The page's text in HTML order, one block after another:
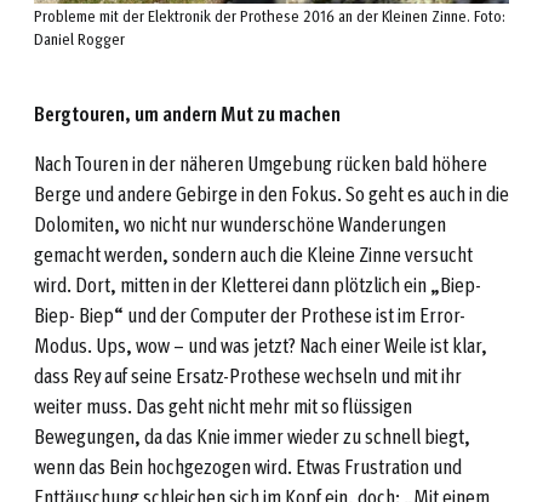
Probleme mit der Elektronik der Prothese 2016 an der Kleinen Zinne. Foto:
Daniel Rogger
Bergtouren, um andern Mut zu machen
Nach Touren in der näheren Umgebung rücken bald höhere
Berge und andere Gebirge in den Fokus. So geht es auch in die
Dolomiten, wo nicht nur wunderschöne Wanderungen
gemacht werden, sondern auch die Kleine Zinne versucht
wird. Dort, mitten in der Kletterei dann plötzlich ein „Biep-
Biep- Biep“ und der Computer der Prothese ist im Error-
Modus. Ups, wow – und was jetzt? Nach einer Weile ist klar,
dass Rey auf seine Ersatz-Prothese wechseln und mit ihr
weiter muss. Das geht nicht mehr mit so flüssigen
Bewegungen, da das Knie immer wieder zu schnell biegt,
wenn das Bein hochgezogen wird. Etwas Frustration und